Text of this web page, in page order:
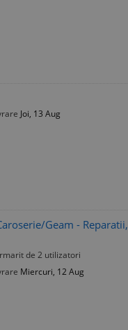
Joi, 13 Aug
Geam - Reparatii,
de 2 utilizatori
Miercuri, 12 Aug